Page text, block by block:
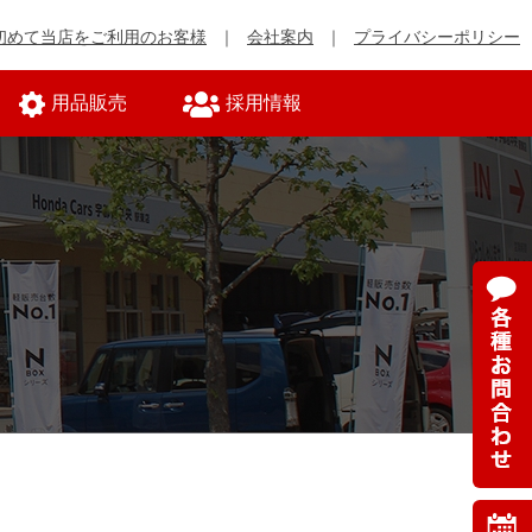
めて当店をご利用のお客様 会社案内 プライバシーポリシー
用品販売 採用情報